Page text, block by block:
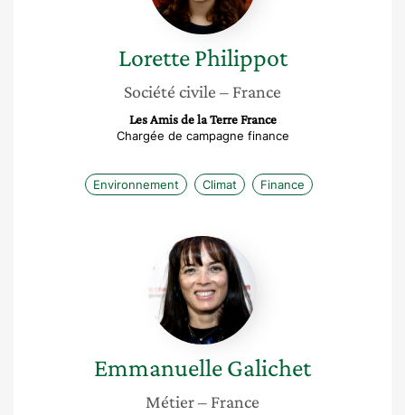
Lorette Philippot
Société civile – France
Les Amis de la Terre France
Chargée de campagne finance
Environnement Climat Finance
Emmanuelle
Galichet
EmmanuelleGalichet
Métier– France